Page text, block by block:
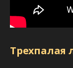
Трехпалая